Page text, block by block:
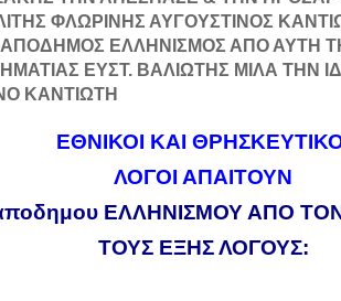
ΦΛΩΡΙΝΗΣ ΑΥΓΟΥΣΤΙΝΟΣ
ΕΛΛΗΝΙΣΜΟΣ ΑΠΟ ΑΥΤΗ
ΕΥΣΤ. ΒΑΛΙΩΤΗΣ ΜΙΛΑ ΤΗΝ
ΚΑΝΤΙΩΤΗ
ΕΘΝΙΚΟΙ ΚΑΙ
ΛΟΓΟΙ ΑΠΑΙΤΟΥΝ
αποδημου ΕΛΛΗΝΙΣΜΟΥ ΑΠΟ
ΤΟΥΣ ΕΞΗΣ ΛΟΓΟΥΣ: